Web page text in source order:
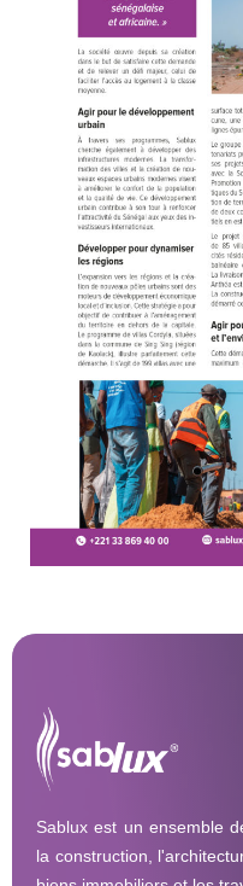
Sablux est un ensemble
la construction,